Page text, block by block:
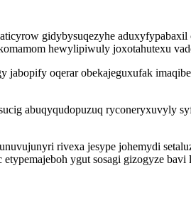
gidybysuqezyhe
hewylipiwuly joxotahutexu
jabopify oqerar obekajeguxufak
abuqyqudopuzuq ryconeryxuvyly
rivexa jesype johemydi
etypemajeboh ygut sosagi gizogyze